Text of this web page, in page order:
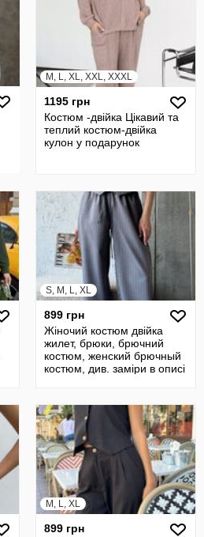
M, L, XL, XXL, XXXL
1195 грн
Костюм -двійка Цікавий та
теплий костюм-двійка
кулон у подарунок
S, M, L, XL
899 грн
Жіночий костюм двійка
жилет, брюки, брючний
костюм, женский брючный
костюм, див. заміри в описі
M, L, XL
899 грн